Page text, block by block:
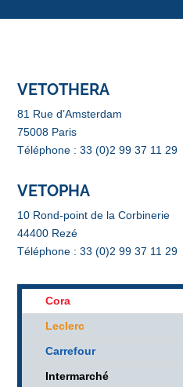
VETOTHERA
81 Rue d’Amsterdam
75008 Paris
Téléphone : 33 (0)2 99 37 11 29
VETOPHA
10 Rond-point de la Corbinerie
44400 Rezé
Téléphone : 33 (0)2 99 37 11 29
Cora
Leclerc
Carrefour
Intermarché